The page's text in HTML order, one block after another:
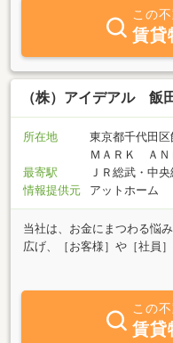
この
賃貸
（株）アイデアル 飯
所在地
東京都千代田
ＭＡＲＫ ＡＮ
最寄駅
ＪＲ総武・中
情報提供元
アットホーム
当社は、お金にまつわる悩
広げ、［お客様］や［社員
コンサルティング、相続・
不動産投資・賃貸経営を可
て、アイデアルの自社再生
展開しております。不動産
この
賃貸